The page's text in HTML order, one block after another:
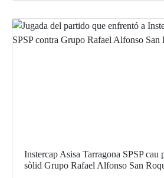
Instercap Asisa Tarragona SPSP cau
sòlid Grupo Rafael Alfonso San